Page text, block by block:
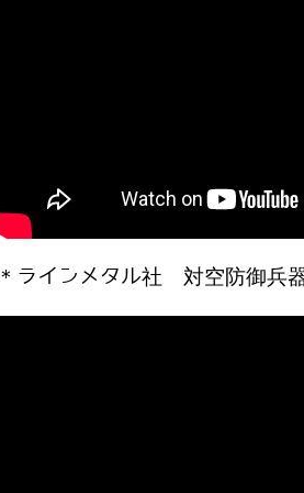
＊ラインメタル社 対空防御兵